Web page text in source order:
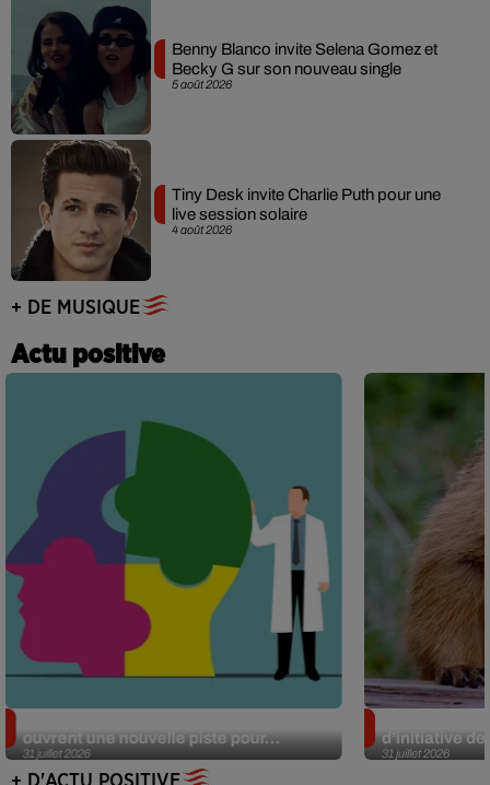
5 août 2026
Benny Blanco invite Selena Gomez et
Becky G sur son nouveau single
4 août 2026
Tiny Desk invite Charlie Puth pour une
live session solaire
+ DE MUSIQUE
Actu positive
31 juillet 2026
ouvrent une nouvelle piste pour...
31 juillet 2026
d’initiative